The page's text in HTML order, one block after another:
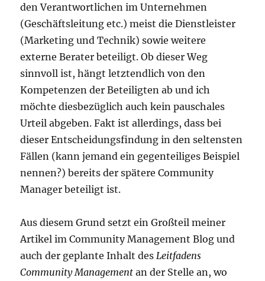
den Verantwortlichen im Unternehmen
(Geschäftsleitung etc.) meist die Dienstleister
(Marketing und Technik) sowie weitere
externe Berater beteiligt. Ob dieser Weg
sinnvoll ist, hängt letztendlich von den
Kompetenzen der Beteiligten ab und ich
möchte diesbezüglich auch kein pauschales
Urteil abgeben. Fakt ist allerdings, dass bei
dieser Entscheidungsfindung in den seltensten
Fällen (kann jemand ein gegenteiliges Beispiel
nennen?) bereits der spätere Community
Manager beteiligt ist.
Aus diesem Grund setzt ein Großteil meiner
Artikel im Community Management Blog und
auch der geplante Inhalt desLeitfadens
Community Management an der Stelle an, wo